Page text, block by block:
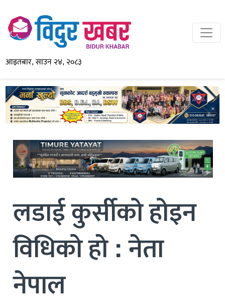
आइतबार, साउन २४, २०८३
लडाई कुर्सीको होइन
विधिको हाे : नेता
नेपाल